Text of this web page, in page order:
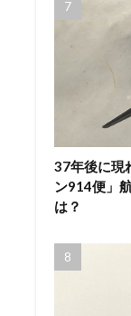
37年後に現
ン914便」
は？